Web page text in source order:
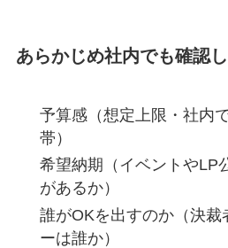
あらかじめ社内でも確認
予算感（想定上限・社内
帯）
希望納期（イベントやLP
があるか）
誰がOKを出すのか（決裁
ーは誰か）